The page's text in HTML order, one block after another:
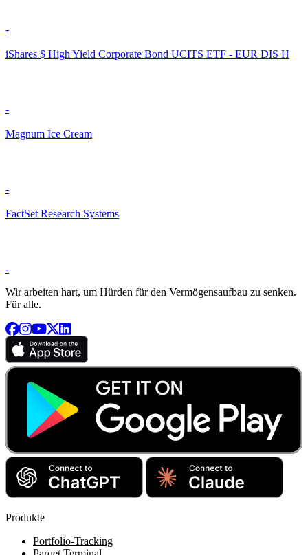
-
iShares $ High Yield Corporate Bond UCITS ETF - EUR DIS H
-
Magnum Ice Cream
-
FactSet Research Systems
-
Wir arbeiten hart, um Hürden für den Vermögensaufbau zu senken.
Für alle.
Produkte
Portfolio-Tracking